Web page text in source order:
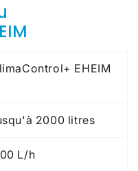
EHEIM
2000 litres
L/h